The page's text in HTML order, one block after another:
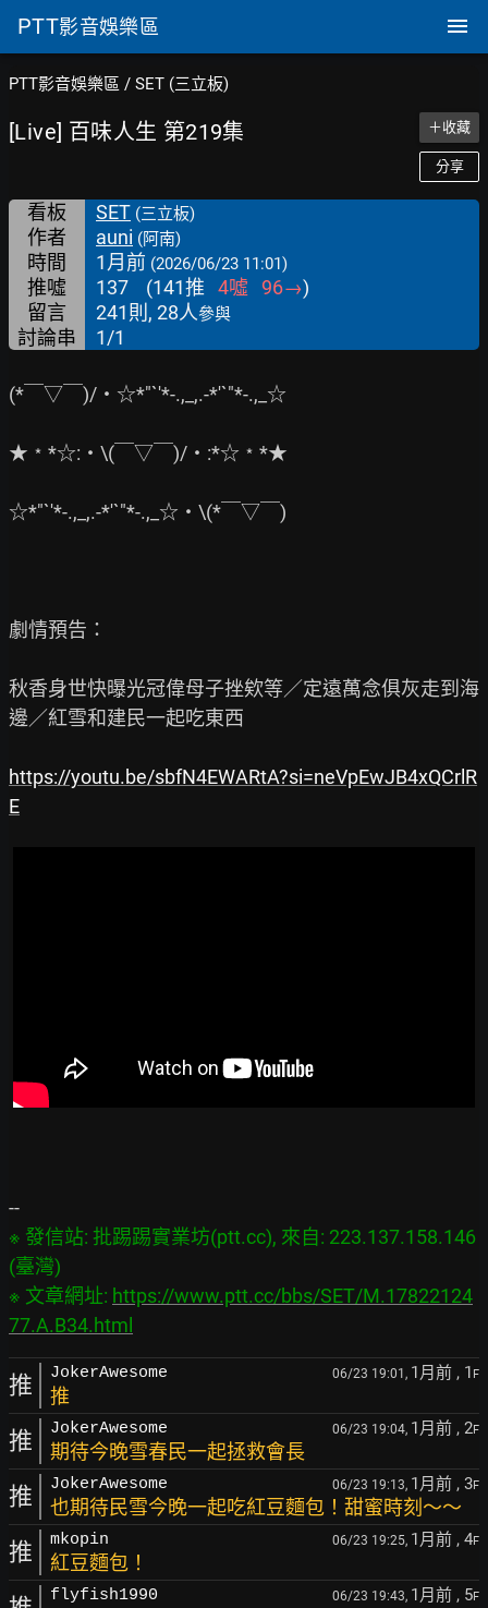
PTT影音娛樂區
PTT影音娛樂區 / SET (三立板)
[Live] 百味人生 第219集 ＋收藏
分享
看板 SET (三立板)
作者 auni (阿南)
時間 1月前 (2026/06/23 11:01)
推噓 137 (141推 4噓 96→)
留言
241則, 28人參與
討論串 1/1
(*￣▽￣)/‧☆*"`'*-.,_,.-*'`"*-.,_☆
★﹡*☆:‧\(￣▽￣)/‧:*☆﹡*★
☆*"`'*-.,_,.-*'`"*-.,_☆‧\(*￣▽￣)
劇情預告：
秋香身世快曝光冠偉母子挫欸等／定遠萬念俱灰走到海
邊／紅雪和建民一起吃東西
https://youtu.be/sbfN4EWARtA?si=neVpEwJB4xQCrlR
E
※ 發信站: 批踢踢實業坊(ptt.cc), 來自: 223.137.158.146
(臺灣)
※ 文章網址: https://www.ptt.cc/bbs/SET/M.17822124
77.A.B34.html
推 JokerAwesome 06/23 19:01, 1月前 , 1 F
推
推 JokerAwesome 06/23 19:04, 1月前 , 2F
期待今晚雪春民一起拯救會長
推 JokerAwesome 06/23 19:13, 1月前 , 3F
也期待民雪今晚一起吃紅豆麵包！甜蜜時刻～～
推 mkopin 06/23 19:25, 1月前 , 4F
紅豆麵包！
flyfish1990 06/23 19:43, 1月前 , 5F